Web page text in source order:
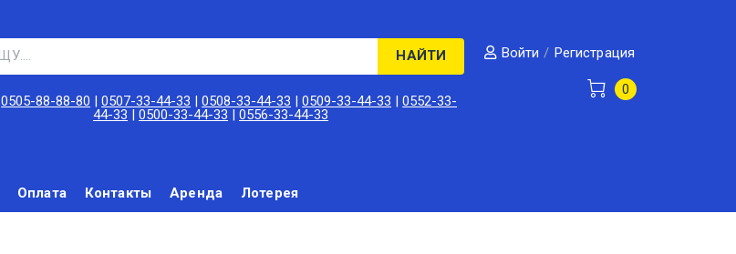
НАЙТИ
0505-88-88-80‬ |0507-33-44-33 |0508-33-44-33 |0509-33-44-33 |0552-33-
44-33 |0500-33-44-33 |0556-33-44-33
Войти / Регистрация
0
Оплата Контакты Аренда Лотерея